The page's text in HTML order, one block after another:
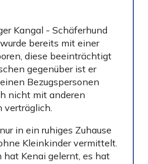
Kangal - Schäferhund
bereits mit einer
diese beeinträchtigt
gegenüber ist er
Bezugspersonen
nicht mit anderen
verträglich.
in ein ruhiges Zuhause
Kleinkinder vermittelt.
hat Kenai gelernt, es hat